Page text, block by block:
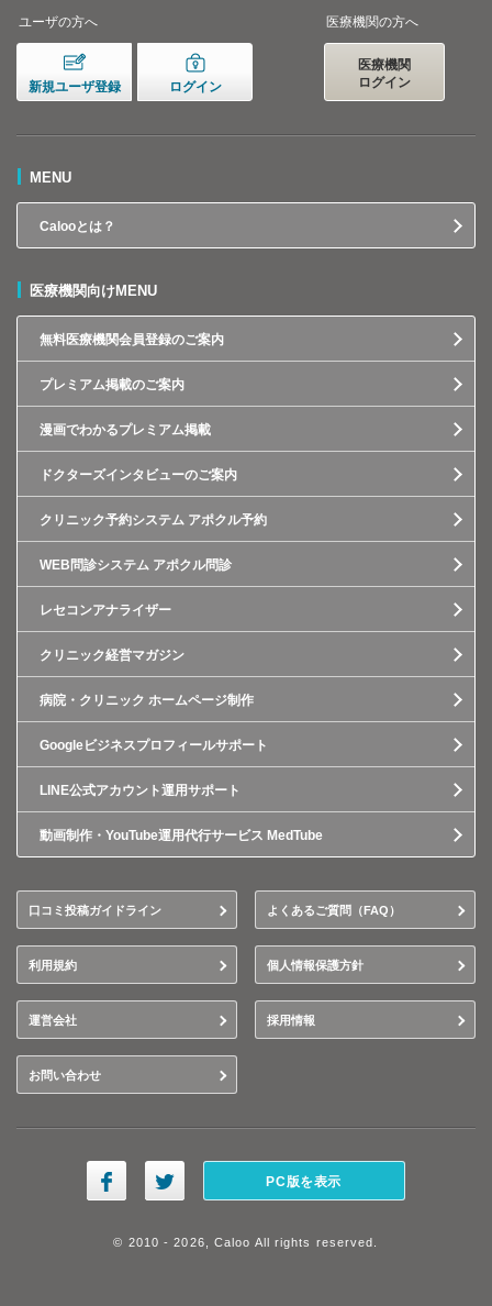
ユーザの方へ
新規ユーザ登録 ログイン
医療機関の方へ
医療機関
ログイン
MENU
Calooとは？
医療機関向けMENU
無料医療機関会員登録のご案内
プレミアム掲載のご案内
漫画でわかるプレミアム掲載
ドクターズインタビューのご案内
クリニック予約システム アポクル予約
WEB問診システム アポクル問診
レセコンアナライザー
クリニック経営マガジン
病院・クリニック ホームページ制作
Googleビジネスプロフィールサポート
LINE公式アカウント運用サポート
動画制作・YouTube運用代行サービス MedTube
口コミ投稿ガイドライン よくあるご質問（FAQ）
利用規約 個人情報保護方針
運営会社 採用情報
お問い合わせ
PC版を表示
© 2010 - 2026, Caloo All rights reserved.